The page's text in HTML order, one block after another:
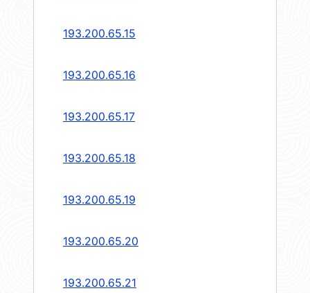
193.200.65.15
193.200.65.16
193.200.65.17
193.200.65.18
193.200.65.19
193.200.65.20
193.200.65.21